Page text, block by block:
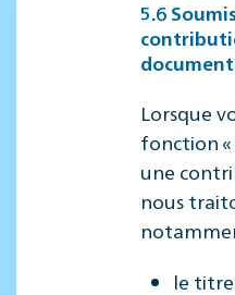
5.6
Lorsque
fonction
une
nous
le